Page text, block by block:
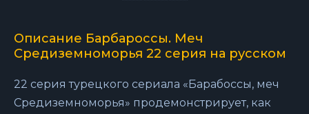
Описание Барбароссы. Меч
Средиземноморья 22 серия на русском
22 серия турецкого сериала «Барабоссы, меч
Средиземноморья» продемонстрирует, как